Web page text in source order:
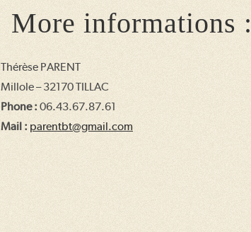
More informations :
Thérèse PARENT
Millole – 32170 TILLAC
Phone : 06.43.67.87.61
Mail : parentbt@gmail.com